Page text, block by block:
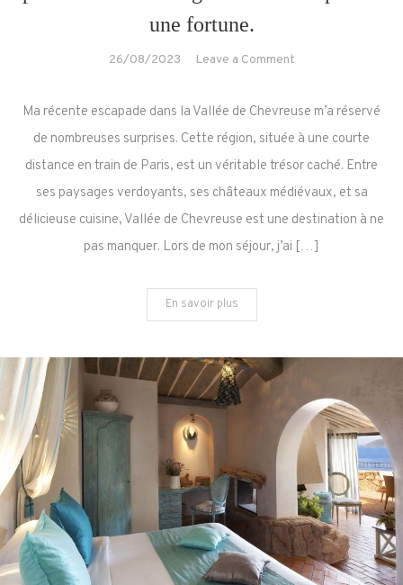
une fortune.
26/08/2023 Leave a Commenton
Abordable
de
Chevreuse
:
Hôtel
haut
de
gamme
sans
dépenser
une
fortune.
Ma récente escapade dans la Vallée de Chevreuse m’a réservé
de nombreuses surprises. Cette région, située à une courte
distance en train de Paris, est un véritable trésor caché. Entre
ses paysages verdoyants, ses châteaux médiévaux, et sa
délicieuse cuisine, Vallée de Chevreuse est une destination à ne
pas manquer. Lors de mon séjour, j’ai […]
En savoir plus